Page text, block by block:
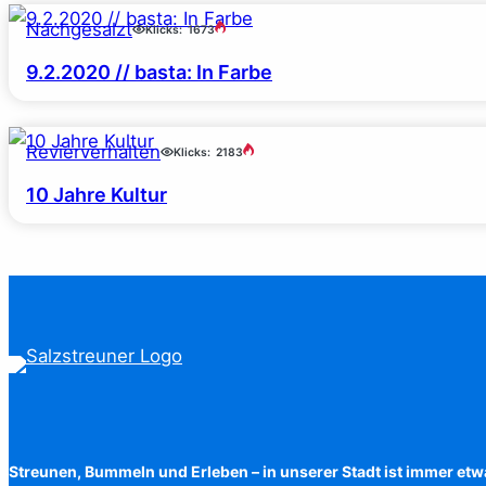
Nachgesalzt Klicks: 1673
9.2.2020 // basta: In Farbe
Revierverhalten Klicks: 2183
10 Jahre Kultur
Streunen, Bummeln und Erleben – in unserer Stadt ist immer